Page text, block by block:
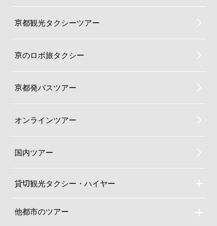
京都観光タクシーツアー
京のロボ旅タクシー
京都発バスツアー
オンラインツアー
国内ツアー
貸切観光タクシー・ハイヤー
貸切観光タクシー・ハイヤーTOP
車両ラインナップと料金
他都市のツアー